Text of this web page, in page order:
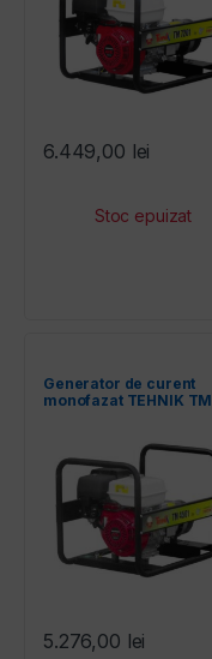
6.449,00 lei
Generator de curent
monofazat TEHNIK TM
5.276,00 lei